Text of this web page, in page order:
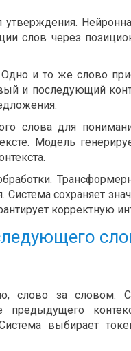
слов через
и то же слово
и последующий
слова для
Модель
сохраняет
корректную
слово за словом.
выбирает